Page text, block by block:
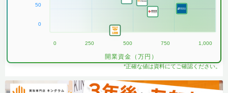
50
0
0 250 500 750 1,000
開業資金（万円）
*正確な値は資料にてご確認ください。